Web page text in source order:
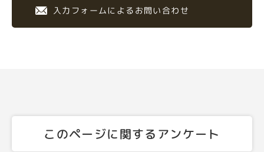
入力フォームによるお問い合わせ
このページに関するアンケート